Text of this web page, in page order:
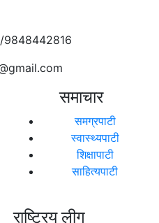
9848442816
समाचार
समग्रपाटी
स्वास्थ्यपाटी
शिक्षापाटी
साहित्यपाटी
राष्ट्रिय लीग